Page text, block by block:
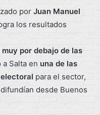
por Juan Manuel
los resultados
muy por debajo de las
Salta en una de las
para el sector,
desde Buenos